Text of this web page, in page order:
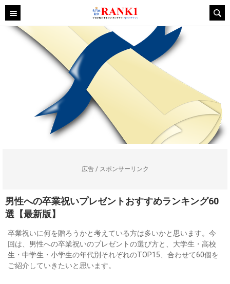
広告 / スポンサーリンク
男性への卒業祝いプレゼントおすすめランキング60
選【最新版】
卒業祝いに何を贈ろうかと考えている方は多いかと思います。今
回は、男性への卒業祝いのプレゼントの選び方と、大学生・高校
生・中学生・小学生の年代別それぞれのTOP15、合わせて60個を
ご紹介していきたいと思います。